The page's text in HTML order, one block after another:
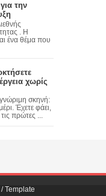
την
. Η
ένα θέμα που
χωρίς
γνώριμη σκηνή:
Έχετε φάει,
τις πρώτες ...
/ Template